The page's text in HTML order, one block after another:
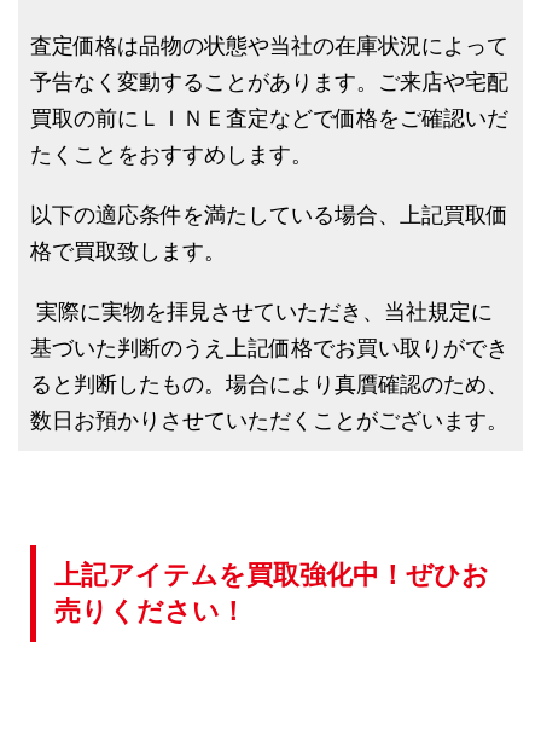
査定価格は品物の状態や当社の在庫状況によって
予告なく変動することがあります。ご来店や宅配
買取の前にＬＩＮＥ査定などで価格をご確認いだ
たくことをおすすめします。
以下の適応条件を満たしている場合、上記買取価
格で買取致します。
実際に実物を拝見させていただき、当社規定に
基づいた判断のうえ上記価格でお買い取りができ
ると判断したもの。場合により真贋確認のため、
数日お預かりさせていただくことがございます。
上記アイテムを買取強化中！ぜひお
売りください！